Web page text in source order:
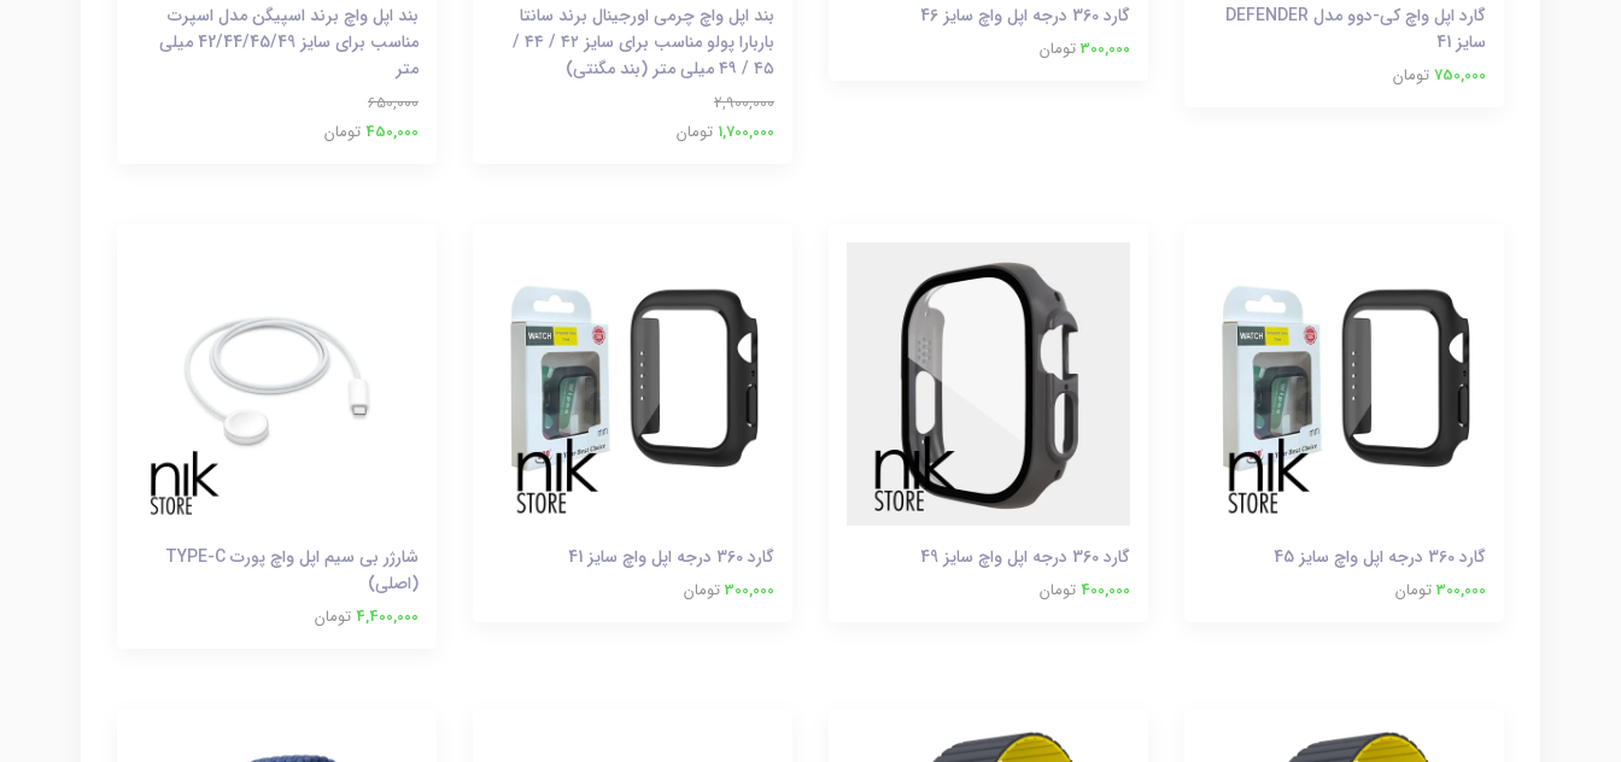
گارد اپل واچ کی-دوو مدل DEFENDER
سایز 41
750,000تومان
گارد 360 درجه اپل واچ سایز 46
300,000تومان
بند اپل واچ چرمی اورجینال برند سانتا
باربارا پولو مناسب برای سایز ۴۲ / ۴۴ /
۴۵ / ۴۹ میلی متر (بند مگنتی)
2,900,000
1,700,000 تومان
بند اپل واچ برند اسپیگن مدل اسپرت
مناسب برای سایز 42/44/45/49 میلی
متر
650,000
450,000 تومان
گارد 360 درجه اپل واچ سایز 45
300,000تومان
گارد 360 درجه اپل واچ سایز 49
400,000 تومان
گارد 360 درجه اپل واچ سایز 41
300,000تومان
شارژر بی سیم اپل واچ پورت TYPE-C
(اصلی)
4,400,000 تومان